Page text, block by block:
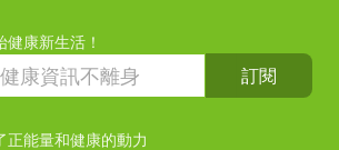
康新生活！
訂閱
正能量和健康的動力